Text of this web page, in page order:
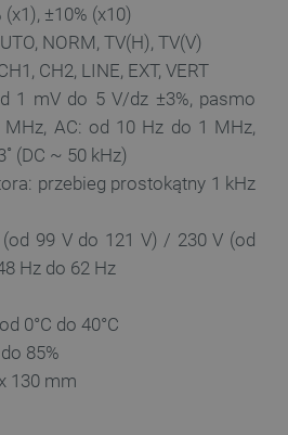
±10% (x10)
NORM, TV(H), TV(V)
CH2, LINE, EXT, VERT
1 mV do 5 V/dz ±3%, pasmo
AC: od 10 Hz do 1 MHz,
(DC ~ 50 kHz)
przebieg prostokątny 1 kHz
99 V do 121 V) / 230 V (od
Hz do 62 Hz
0°C do 40°C
85%
130 mm
strony internetowej, takich
i zarządzanie kontem.
plików cookie nie można
Provider /
Domena
.botland.com.pl